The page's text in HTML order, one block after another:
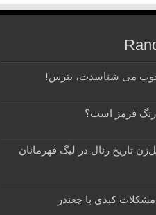
می شناسدت، بترس!
رنگ قرمز است؟
تاریخ رئال در لیگ قهرمانان
کبدی با چغندر